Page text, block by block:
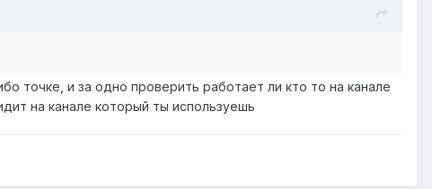
точке, и за одно проверить работает ли кто то на канале
на канале который ты используешь